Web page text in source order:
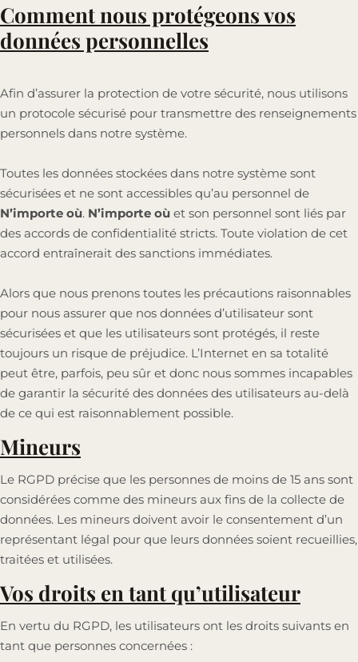
Comment nous protégeons vos
données personnelles
Afin d’assurer la protection de votre sécurité, nous utilisons
un protocole sécurisé pour transmettre des renseignements
personnels dans notre système.
Toutes les données stockées dans notre système sont
sécurisées et ne sont accessibles qu’au personnel de
N’importe où. N’importe où et son personnel sont liés par
des accords de confidentialité stricts. Toute violation de cet
accord entraînerait des sanctions immédiates.
Alors que nous prenons toutes les précautions raisonnables
pour nous assurer que nos données d’utilisateur sont
sécurisées et que les utilisateurs sont protégés, il reste
toujours un risque de préjudice. L’Internet en sa totalité
peut être, parfois, peu sûr et donc nous sommes incapables
de garantir la sécurité des données des utilisateurs au-delà
de ce qui est raisonnablement possible.
Mineurs
Le RGPD précise que les personnes de moins de 15 ans sont
considérées comme des mineurs aux fins de la collecte de
données. Les mineurs doivent avoir le consentement d’un
représentant légal pour que leurs données soient recueillies,
traitées et utilisées.
Vos droits en tant qu’utilisateur
En vertu du RGPD, les utilisateurs ont les droits suivants en
tant que personnes concernées :